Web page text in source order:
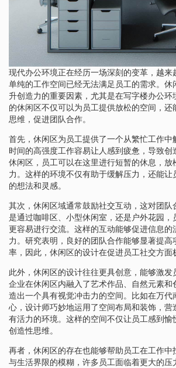
现代办公环境正在经历一场深刻的变革，越来
单纯的工作空间已经无法满足员工的需求。休
升创造力的重要因素，尤其是在写字楼办公环
的休闲区不仅可以为员工提供放松的空间，还
思维，促进团队合作。
首先，休闲区为员工提供了一个从繁忙工作中
时间的高强度工作容易让人感到疲惫，导致创
休闲区，员工可以在这里进行短暂的休息，放
力。这样的环境不仅有助于缓解压力，还能让
的想法和灵感。
其次，休闲区域通常鼓励社交互动，这对团队
是通过咖啡区、小型休闲室，还是户外花园，
更容易进行交流。这样的互动能够促进信息的
力。研究表明，良好的团队合作能够显著提高
率，因此，休闲区的设计在促进员工社交方面
此外，休闲区的设计往往更具创意，能够激发
企业在休闲区内融入了艺术作品、自然元素和
造出一个具有视觉冲击力的空间。比如在万代
心，设计师巧妙地运用了空间布局和装饰，营
有活力的环境。这样的空间不仅让员工感到愉
创造性思维。
再者，休闲区的存在也能够帮助员工在工作中
与生活界限的模糊，许多员工面临着更大的压